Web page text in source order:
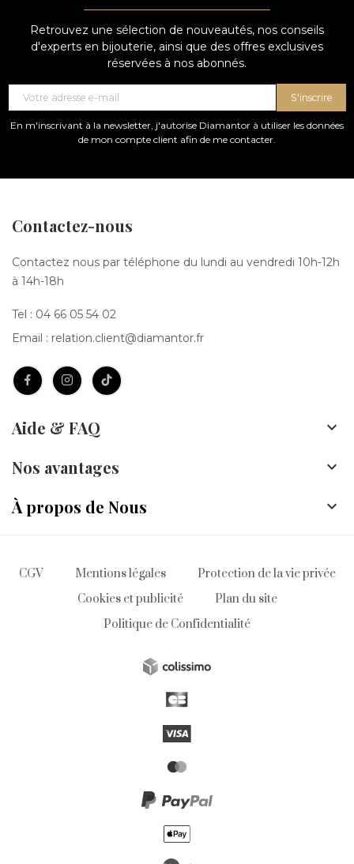
Retrouvez une sélection de nouveautés, nos conseils
d'experts en bijouterie, ainsi que des offres exclusives
réservées à nos abonnés.
S'inscrire
En m'inscrivant à la newsletter, j'autorise Diamantor à utiliser les données
de mon compte client afin de me contacter.
Contactez-nous
Contactez nous par téléphone du lundi au vendredi 10h-12h
à 14h-18h
Tel : 04 66 05 54 02
Email : relation.client@diamantor.fr
Aide & FAQ 
Nos avantages 
À propos de Nous 
CGV Mentions légales
Protection de la vie privée
Cookies et publicité
Plan du site
Politique de Confidentialité